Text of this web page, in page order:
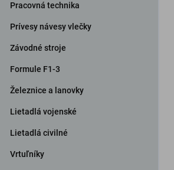
Pracovná technika
Prívesy návesy vlečky
Závodné stroje
Formule F1-3
Železnice a lanovky
Lietadlá vojenské
Lietadlá civilné
Vrtuľníky